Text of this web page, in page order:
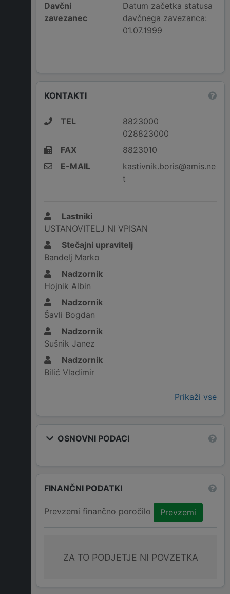
Davčni
zavezanec
Datum začetka statusa
davčnega zavezanca:
01.07.1999
KONTAKTI
TEL
8823000
028823000
FAX
8823010
E-MAIL
kastivnik.boris@amis.ne
t
Lastniki
USTANOVITELJ NI VPISAN
Stečajni upravitelj
Bandelj Marko
Nadzornik
Hojnik Albin
Nadzornik
Šavli Bogdan
Nadzornik
Sušnik Janez
Nadzornik
Bilić Vladimir
Prikaži vse
OSNOVNI PODACI
FINANČNI PODATKI
Prevzemi finančno poročilo Prevzemi
ZA TO PODJETJE NI POVZETKA